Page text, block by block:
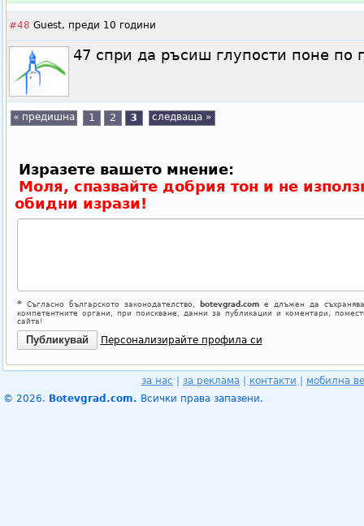
#48 Guest, преди 10 години
47 спри да ръсиш глупости поне по
« предишна 1 2 3 следваща »
Изразете вашето мнение:
Моля, спазвайте добрия тон и не
обидни изрази!
*Съгласно българското законодателство, botevgrad.comе длъжен да
компетентните органи, при поискване, данни за публикации и коментари,
сайта!
Персонализирайте профила си
за нас за реклама контакти
мобилна
© 2026. Botevgrad.com. Всички права запазени.